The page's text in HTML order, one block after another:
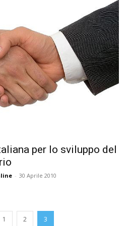
per lo sviluppo del
- 30 Aprile 2010
1 2 3